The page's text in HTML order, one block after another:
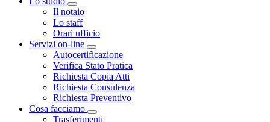
Toggle Dropdown
Il notaio
Lo staff
Orari ufficio
Servizi on-line
Toggle Dropdown
Autocertificazione
Verifica Stato Pratica
Richiesta Copia Atti
Richiesta Consulenza
Richiesta Preventivo
Cosa facciamo
Toggle Dropdown
Trasferimenti